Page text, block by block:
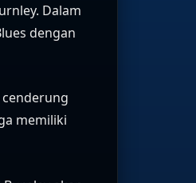
Dalam
dengan
memiliki